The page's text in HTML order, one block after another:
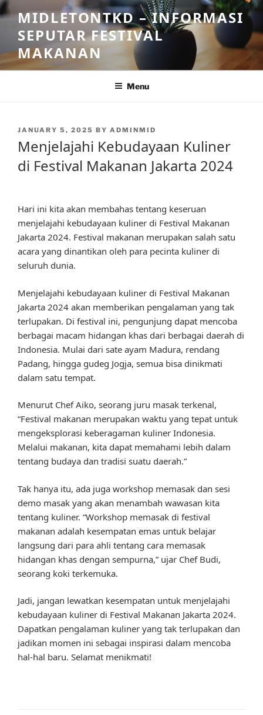
Skip
to
content
MIDLETONTKD – INFORMASI
SEPUTAR FESTIVAL
MAKANAN
Menu
POSTED
JANUARY 5, 2025 BY ADMINMID
Menjelajahi Kebudayaan Kuliner
di Festival Makanan Jakarta 2024
Hari ini kita akan membahas tentang keseruan
menjelajahi kebudayaan kuliner di Festival Makanan
Jakarta 2024. Festival makanan merupakan salah satu
acara yang dinantikan oleh para pecinta kuliner di
seluruh dunia.
Menjelajahi kebudayaan kuliner di Festival Makanan
Jakarta 2024 akan memberikan pengalaman yang tak
terlupakan. Di festival ini, pengunjung dapat mencoba
berbagai macam hidangan khas dari berbagai daerah di
Indonesia. Mulai dari sate ayam Madura, rendang
Padang, hingga gudeg Jogja, semua bisa dinikmati
dalam satu tempat.
Menurut Chef Aiko, seorang juru masak terkenal,
“Festival makanan merupakan waktu yang tepat untuk
mengeksplorasi keberagaman kuliner Indonesia.
Melalui makanan, kita dapat memahami lebih dalam
tentang budaya dan tradisi suatu daerah.”
Tak hanya itu, ada juga workshop memasak dan sesi
demo masak yang akan menambah wawasan kita
tentang kuliner. “Workshop memasak di festival
makanan adalah kesempatan emas untuk belajar
langsung dari para ahli tentang cara memasak
hidangan khas dengan sempurna,” ujar Chef Budi,
seorang koki terkemuka.
Jadi, jangan lewatkan kesempatan untuk menjelajahi
kebudayaan kuliner di Festival Makanan Jakarta 2024.
Dapatkan pengalaman kuliner yang tak terlupakan dan
jadikan momen ini sebagai inspirasi dalam mencoba
hal-hal baru. Selamat menikmati!